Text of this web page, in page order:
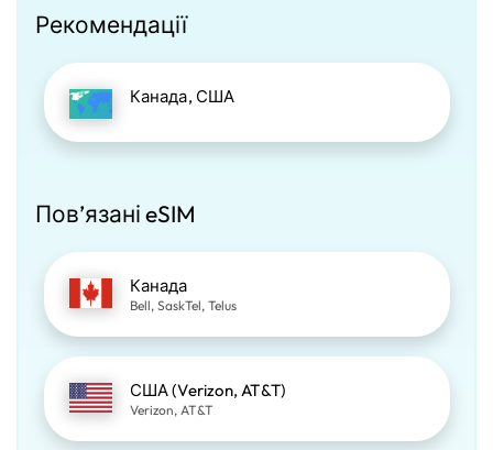
Рекомендації
Канада, США
Пов’язані eSIM
Канада
Bell, SaskTel, Telus
США (Verizon, AT&T)
Verizon, AT&T